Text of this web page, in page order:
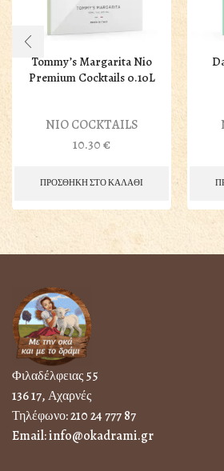
Tommy’s Margarita Nio
Premium Cocktails 0.10L
NIO COCKTAILS
10.30€
ΠΡΟΣΘΗΚΗ ΣΤΟ ΚΑΛΑΘΙ
Φιλαδέλφειας 55
136 17, Αχαρνές
Τηλέφωνο:210 24 777 87
Email:info@okadrami.gr